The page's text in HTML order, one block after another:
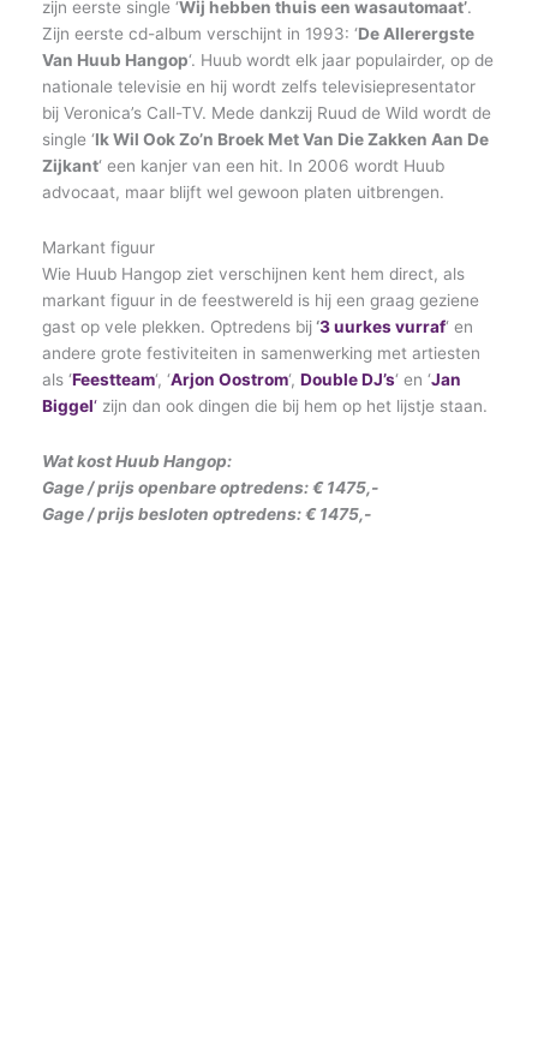
zijn eerste single ‘Wij hebben thuis een wasautomaat’.
Zijn eerste cd-album verschijnt in 1993: ‘De Allerergste
Van Huub Hangop‘. Huub wordt elk jaar populairder, op de
nationale televisie en hij wordt zelfs televisiepresentator
bij Veronica’s Call-TV. Mede dankzij Ruud de Wild wordt de
single ‘Ik Wil Ook Zo’n Broek Met Van Die Zakken Aan De
Zijkant‘ een kanjer van een hit. In 2006 wordt Huub
advocaat, maar blijft wel gewoon platen uitbrengen.
Markant figuur
Wie Huub Hangop ziet verschijnen kent hem direct, als
markant figuur in de feestwereld is hij een graag geziene
gast op vele plekken. Optredens bij‘3 uurkes vurraf‘ en
andere grote festiviteiten in samenwerking met artiesten
als ‘Feestteam‘, ‘Arjon Oostrom‘, Double DJ’s‘ en ‘Jan
Biggel‘ zijn dan ook dingen die bij hem op het lijstje staan.
Wat kost Huub Hangop:
Gage / prijs openbare optredens: € 1475,-
Gage / prijs besloten optredens: € 1475,-